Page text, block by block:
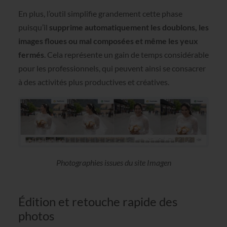
En plus, l’outil simplifie grandement cette phase
puisqu’il supprime automatiquement les doublons, les
images floues ou mal composées et même les yeux
fermés . Cela représente un gain de temps considérable
pour les professionnels, qui peuvent ainsi se consacrer
à des activités plus productives et créatives.
Photographies issues du site Imagen
Édition et retouche rapide des
photos